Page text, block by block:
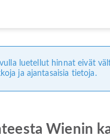
luetellut hinnat eivät
ja ajantasaisia tietoja.
Wienin